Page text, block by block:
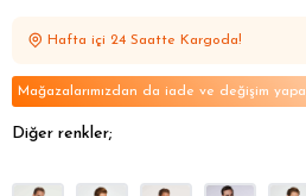
1 Alana 1 Bedava
Hafta içi 24 Saatte Kargoda!
Mağazalarımızdan da iade ve değişim
Diğer renkler;